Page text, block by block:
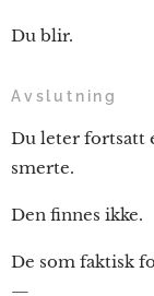
Du blir.
Avslutning
Du leter fortsatt
smerte.
Den finnes ikke.
De som faktisk
—